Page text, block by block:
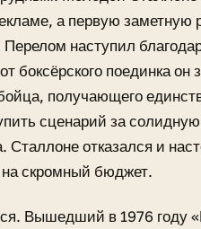
а первую
Перелом наступил
боксёрского поединка
получающего
сценарий за
Сталлоне отказался и
скромный бюджет.
Вышедший в 1976 году